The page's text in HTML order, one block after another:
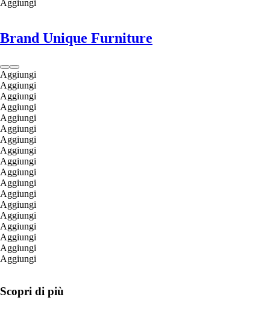
Aggiungi
Brand Unique Furniture
Aggiungi
Aggiungi
Aggiungi
Aggiungi
Aggiungi
Aggiungi
Aggiungi
Aggiungi
Aggiungi
Aggiungi
Aggiungi
Aggiungi
Aggiungi
Aggiungi
Aggiungi
Aggiungi
Aggiungi
Aggiungi
Scopri di più